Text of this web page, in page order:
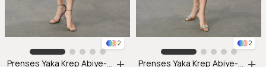
2
Prenses Yaka Krep Abiye-SAX
2
Prenses Yaka Krep Abiye-SİYAH